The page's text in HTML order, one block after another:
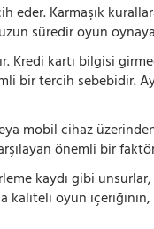
eder. Karmaşık
süredir oyun
Kredi kartı bilgisi
bir tercih sebebidir.
mobil cihaz
önemli bir
kaydı gibi
kaliteli oyun